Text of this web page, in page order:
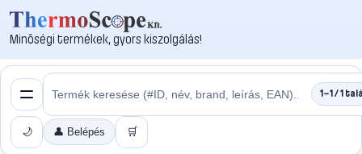
Minőségi termékek, gyors kiszolgálás!
1–1 / 1
🌙 👤 Belépés 🛒